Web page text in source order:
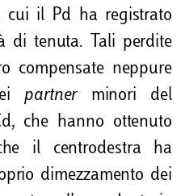
cui il Pd ha registrato
di tenuta. Tali perdite
compensate neppure
partnerminori del
che hanno ottenuto
il centrodestra ha
dimezzamento dei